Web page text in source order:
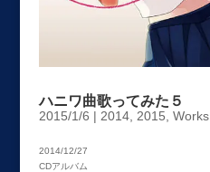
ハニワ曲歌ってみた５
2015/1/6 | 2014, 2015 Works
2014/12/27
CDアルバム